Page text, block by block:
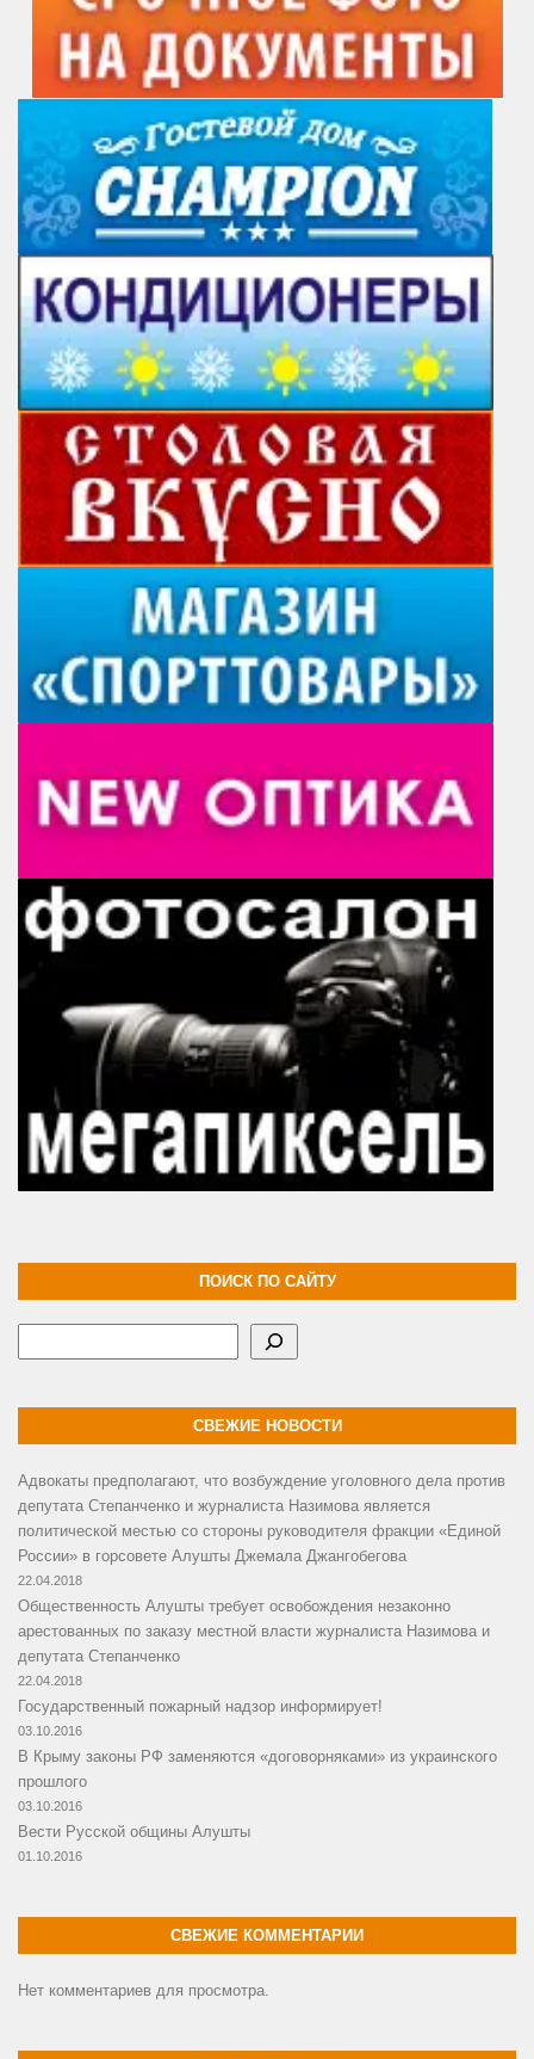
ПОИСК ПО САЙТУ
СВЕЖИЕ НОВОСТИ
Адвокаты предполагают, что возбуждение уголовного дела против
депутата Степанченко и журналиста Назимова является
политической местью со стороны руководителя фракции «Единой
России» в горсовете Алушты Джемала Джангобегова
22.04.2018
Общественность Алушты требует освобождения незаконно
арестованных по заказу местной власти журналиста Назимова и
депутата Степанченко
22.04.2018
Государственный пожарный надзор информирует!
03.10.2016
В Крыму законы РФ заменяются «договорняками» из украинского
прошлого
03.10.2016
Вести Русской общины Алушты
01.10.2016
СВЕЖИЕ КОММЕНТАРИИ
Нет комментариев для просмотра.